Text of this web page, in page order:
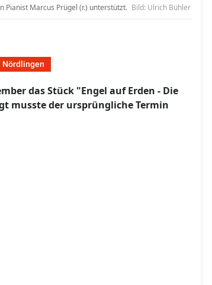
Pianist Marcus Prügel (r.) unterstützt. Bild: Ulrich Bühler
Nördlingen
das Stück "Engel auf Erden - Die
musste der ursprüngliche Termin